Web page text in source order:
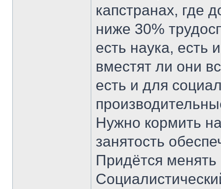
капстранах, где
ниже 30%
есть наука, есть
вместят ли они
есть и для
Нужно кормить
занятость
Придётся